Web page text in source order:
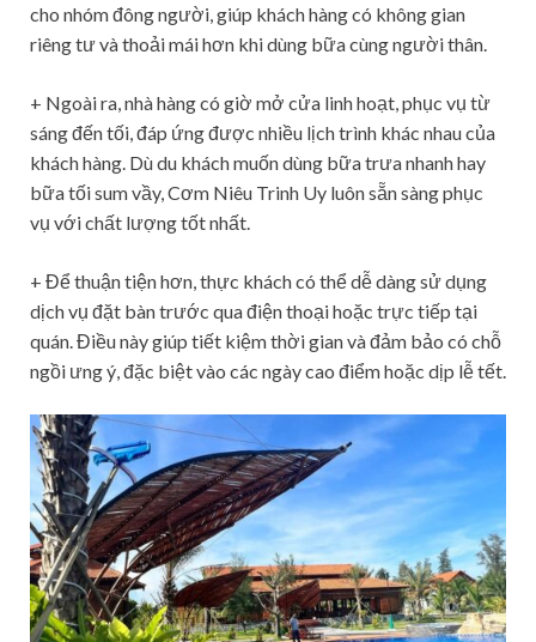
cho nhóm đông người, giúp khách hàng có không gian
riêng tư và thoải mái hơn khi dùng bữa cùng người thân.
+ Ngoài ra, nhà hàng có giờ mở cửa linh hoạt, phục vụ từ
sáng đến tối, đáp ứng được nhiều lịch trình khác nhau của
khách hàng. Dù du khách muốn dùng bữa trưa nhanh hay
bữa tối sum vầy, Cơm Niêu Trinh Uy luôn sẵn sàng phục
vụ với chất lượng tốt nhất.
+ Để thuận tiện hơn, thực khách có thể dễ dàng sử dụng
dịch vụ đặt bàn trước qua điện thoại hoặc trực tiếp tại
quán. Điều này giúp tiết kiệm thời gian và đảm bảo có chỗ
ngồi ưng ý, đặc biệt vào các ngày cao điểm hoặc dịp lễ tết.